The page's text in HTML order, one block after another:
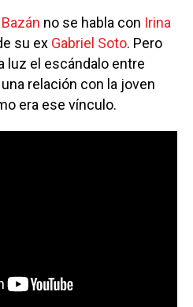
no se habla con Irina
su ex Gabriel Soto. Pero
luz el escándalo entre
relación con la joven
era ese vínculo.